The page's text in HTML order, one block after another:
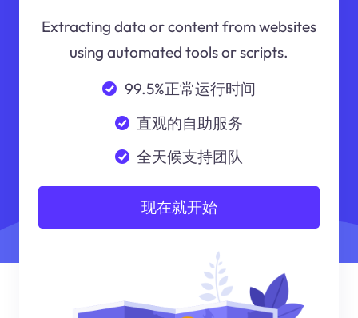
Extracting data or content from websites
using automated tools or scripts.
99.5%正常运行时间
直观的自助服务
全天候支持团队
现在就开始